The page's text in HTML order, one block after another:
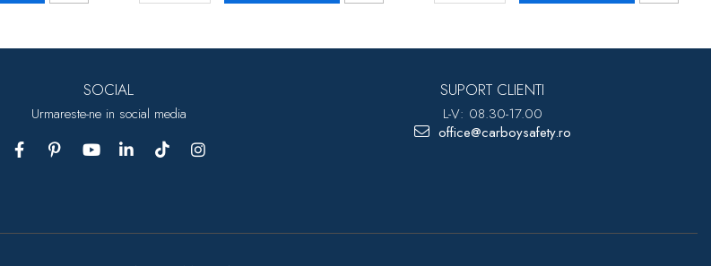
SOCIAL
Urmareste-ne in social media
SUPORT CLIENTI
L-V: 08.30-17.00
office@carboysafety.ro